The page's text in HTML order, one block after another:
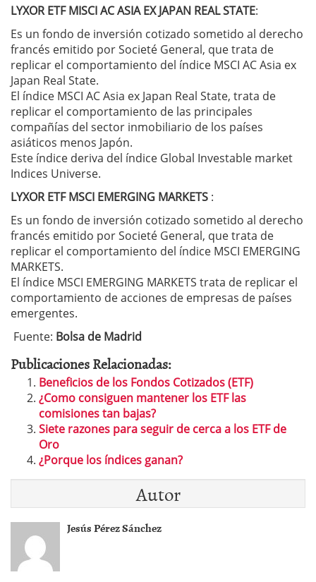
LYXOR ETF MISCI AC ASIA EX JAPAN REAL STATE:
Es un fondo de inversión cotizado sometido al derecho
francés emitido por Societé General, que trata de
replicar el comportamiento del índice MSCI AC Asia ex
Japan Real State.
El índice MSCI AC Asia ex Japan Real State, trata de
replicar el comportamiento de las principales
compañías del sector inmobiliario de los países
asiáticos menos Japón.
Este índice deriva del índice Global Investable market
Indices Universe.
LYXOR ETF MSCI EMERGING MARKETS :
Es un fondo de inversión cotizado sometido al derecho
francés emitido por Societé General, que trata de
replicar el comportamiento del índice MSCI EMERGING
MARKETS.
El índice MSCI EMERGING MARKETS trata de replicar el
comportamiento de acciones de empresas de países
emergentes.
Fuente: Bolsa de Madrid
Publicaciones Relacionadas:
Beneficios de los Fondos Cotizados (ETF)
¿Como consiguen mantener los ETF las
comisiones tan bajas?
Siete razones para seguir de cerca a los ETF de
Oro
¿Porque los índices ganan?
Autor
Jesús Pérez Sánchez